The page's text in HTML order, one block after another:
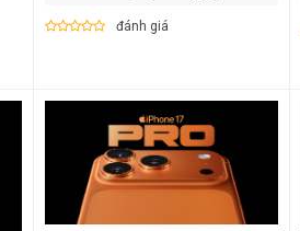
đánh giá